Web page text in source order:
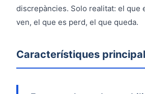
discrepàncies. Solo realitat: el que
ven, el que es perd, el que queda.
Característiques